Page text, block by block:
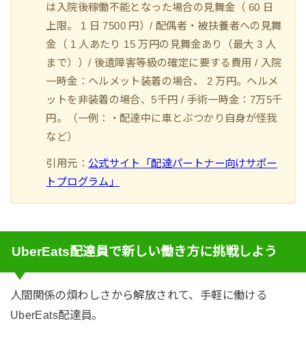
は入院後稼働不能となった場合の見舞金（ 60 日
上限。 1 日 7500 円）/ 配偶者・被扶養者への見舞
金（ 1 人あたり 15 万円の見舞金あり（最大 3 人
まで））/ 後遺障害等級の確定に要する費用 / 入院
一時金：ヘルメット装着の場合、 2 万円。ヘルメ
ットを非装着の場合、5千円 / 手術一時金：7万5千
円。（一例：・配達中に車とぶつかり自身が怪我
など）
引用元： 公式サイト「配達パートナー向けサポー
トプログラム」
UberEats配達員で新しい働き方に挑戦しよう
人間関係の煩わしさから解放されて、手軽に働ける
UberEats配達員。